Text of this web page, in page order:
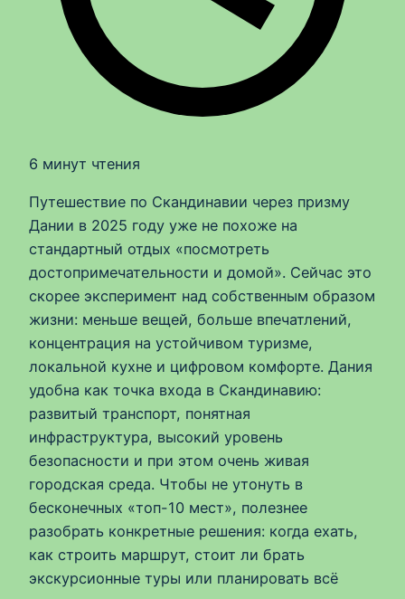
6 минут чтения
Путешествие по Скандинавии через призму
Дании в 2025 году уже не похоже на
стандартный отдых «посмотреть
достопримечательности и домой». Сейчас это
скорее эксперимент над собственным образом
жизни: меньше вещей, больше впечатлений,
концентрация на устойчивом туризме,
локальной кухне и цифровом комфорте. Дания
удобна как точка входа в Скандинавию:
развитый транспорт, понятная
инфраструктура, высокий уровень
безопасности и при этом очень живая
городская среда. Чтобы не утонуть в
бесконечных «топ-10 мест», полезнее
разобрать конкретные решения: когда ехать,
как строить маршрут, стоит ли брать
экскурсионные туры или планировать всё